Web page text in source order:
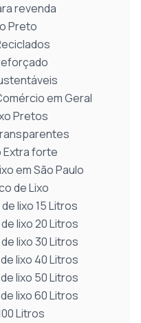
revenda
Preto
em Geral
Pretos
Extra forte
em São Paulo
de Lixo
lixo 15 Litros
lixo 20 Litros
lixo 30 Litros
lixo 40 Litros
lixo 50 Litros
lixo 60 Litros
Litros